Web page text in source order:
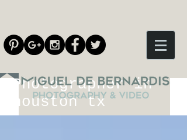
Photographer in
houston tx